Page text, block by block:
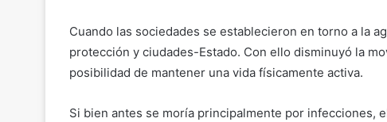
Cuando las sociedades se establecieron en torno a la
protección y ciudades-Estado. Con ello disminuyó la
posibilidad de mantener una vida físicamente activa.
Si bien antes se moría principalmente por infecciones,